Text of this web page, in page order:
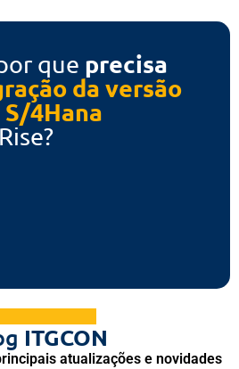
que precisa
da versão
S/4Hana
ITGCON
atualizações e novidades